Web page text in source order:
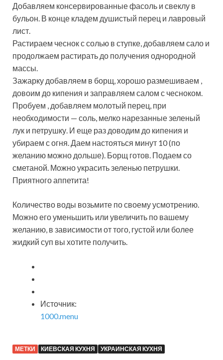
Добавляем консервированные фасоль и свеклу в
бульон. В конце кладем душистый перец и лавровый
лист.
Растираем чеснок с солью в ступке, добавляем сало и
продолжаем растирать до получения однородной
массы.
Зажарку добавляем в борщ, хорошо размешиваем ,
довоим до кипения и заправляем салом с чесноком.
Пробуем , добавляем молотый перец, при
необходимости — соль, мелко нарезанные зеленый
лук и петрушку. И еще раз доводим до кипения и
убираем с огня. Даем настояться минут 10 (по
желанию можно дольше). Борщ готов. Подаем со
сметаной. Можно украсить зеленью петрушки.
Приятного аппетита!
Количество воды возьмите по своему усмотрению.
Можно его уменьшить или увеличить по вашему
желанию, в зависимости от того, густой или более
жидкий суп вы хотите получить.
Источник:
1000.menu
МЕТКИ КИЕВСКАЯ КУХНЯ УКРАИНСКАЯ КУХНЯ